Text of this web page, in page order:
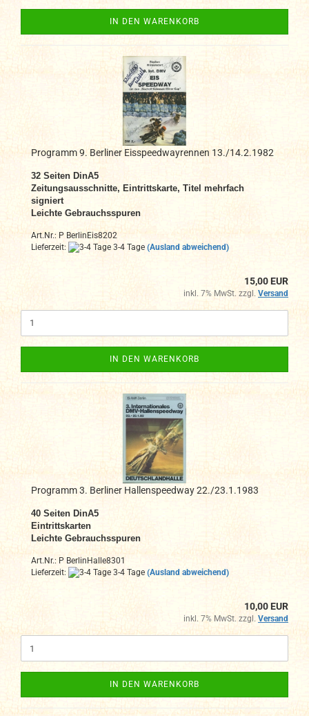
IN DEN WARENKORB
Programm 9. Berliner Eisspeedwayrennen 13./14.2.1982
32 Seiten DinA5
Zeitungsausschnitte, Eintrittskarte, Titel mehrfach
signiert
Leichte Gebrauchsspuren
Art.Nr.: P BerlinEis8202
Lieferzeit:
3-4 Tage (Ausland abweichend)
15,00 EUR
inkl. 7% MwSt. zzgl. Versand
IN DEN WARENKORB
Programm 3. Berliner Hallenspeedway 22./23.1.1983
40 Seiten DinA5
Eintrittskarten
Leichte Gebrauchsspuren
Art.Nr.: P BerlinHalle8301
Lieferzeit:
3-4 Tage (Ausland abweichend)
10,00 EUR
inkl. 7% MwSt. zzgl. Versand
IN DEN WARENKORB